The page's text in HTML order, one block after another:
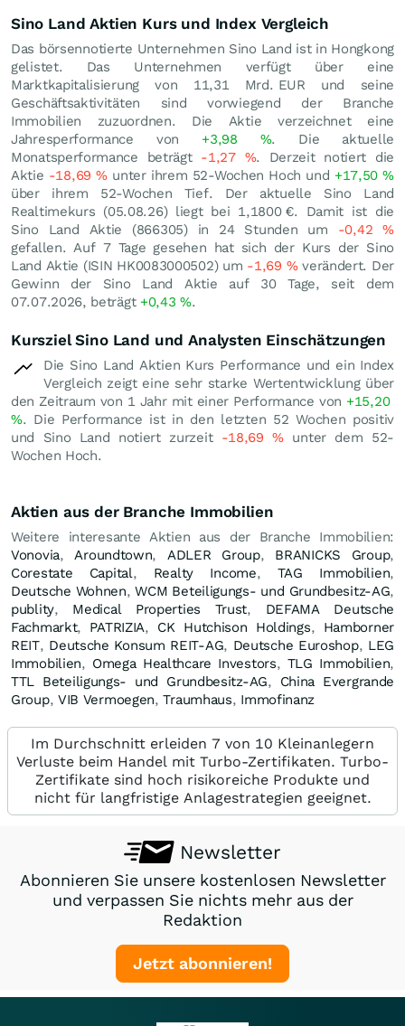
Sino Land Aktien Kurs und Index Vergleich
Das börsennotierte Unternehmen Sino Land ist in Hongkong
gelistet. Das Unternehmen verfügt über eine
Marktkapitalisierung von 11,31 Mrd. EUR und seine
Geschäftsaktivitäten sind vorwiegend der Branche
Immobilien zuzuordnen. Die Aktie verzeichnet eine
Jahresperformance von +3,98 %. Die aktuelle
Monatsperformance beträgt -1,27 %. Derzeit notiert die
Aktie -18,69%unter ihrem 52-Wochen Hoch und +17,50%
über ihrem 52-Wochen Tief. Der aktuelle Sino Land
Realtimekurs (05.08.26) liegt bei 1,1800 €. Damit ist die
Sino Land Aktie (866305) in 24 Stunden um -0,42%
gefallen. Auf 7 Tage gesehen hat sich der Kurs der Sino
Land Aktie (ISIN HK0083000502) um -1,69 %verändert. Der
Gewinn der Sino Land Aktie auf 30 Tage, seit dem
07.07.2026, beträgt +0,43%.
Kursziel Sino Land und Analysten Einschätzungen
Die Sino Land Aktien Kurs Performance und ein Index
Vergleich zeigt eine sehr starke Wertentwicklung über
den Zeitraum von 1 Jahr mit einer Performance von +15,20
%. Die Performance ist in den letzten 52 Wochen positiv
und Sino Land notiert zurzeit -18,69% unter dem 52-
Wochen Hoch.
Aktien aus der Branche Immobilien
Weitere interesante Aktien aus der Branche Immobilien:
Vonovia,Aroundtown, ADLER Group, BRANICKS Group,
Corestate Capital, Realty Income, TAG Immobilien,
Deutsche Wohnen,WCM Beteiligungs- und Grundbesitz-AG,
publity, Medical Properties Trust, DEFAMA Deutsche
Fachmarkt, PATRIZIA, CK Hutchison Holdings, Hamborner
REIT, Deutsche Konsum REIT-AG, Deutsche Euroshop, LEG
Immobilien, Omega Healthcare Investors, TLG Immobilien,
TTL Beteiligungs- und Grundbesitz-AG, China Evergrande
Group, VIB Vermoegen,Traumhaus, Immofinanz
Im Durchschnitt erleiden 7 von 10 Kleinanlegern
Verluste beim Handel mit Turbo-Zertifikaten. Turbo-
Zertifikate sind hoch risikoreiche Produkte und
nicht für langfristige Anlagestrategien geeignet.
Newsletter
Abonnieren Sie unsere kostenlosen Newsletter
und verpassen Sie nichts mehr aus der
Redaktion
Jetzt abonnieren!